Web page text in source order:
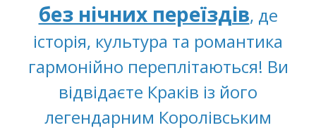
без нічних переїздів, де
історія, культура та романтика
гармонійно переплітаються! Ви
відвідаєте Краків із його
легендарним Королівським